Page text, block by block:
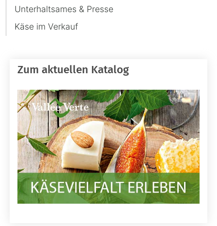
Unterhaltsames & Presse
Käse im Verkauf
Zum aktuellen Katalog